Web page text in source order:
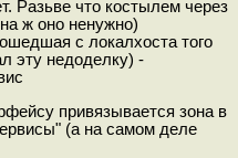
Разьве что костылем через
ж оно ненужно)
с локалхоста того
эту недоделку) -
привязывается зона в
(а на самом деле